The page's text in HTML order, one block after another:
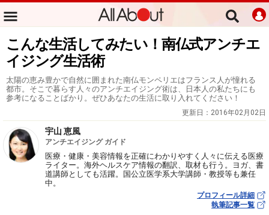
こんな生活してみたい！南仏式アンチエ
イジング生活術
太陽の恵み豊かで自然に囲まれた南仏モンペリエはフランス人が憧れる
都市。そこで暮らす人々のアンチエイジング術は、日本人の私たちにも
参考になることばかり。ぜひあなたの生活に取り入れてください！
更新日： 2016年02月02日
宇山 恵風
アンチエイジング ガイド
医療・健康・美容情報を正確にわかりやすく人々に伝える医療
ライター。海外ヘルスケア情報の翻訳、取材も行う。ヨガ、書
道講師としても活躍。国公立医学系大学講師・教授等も兼任
中。
プロフィール詳細
執筆記事一覧